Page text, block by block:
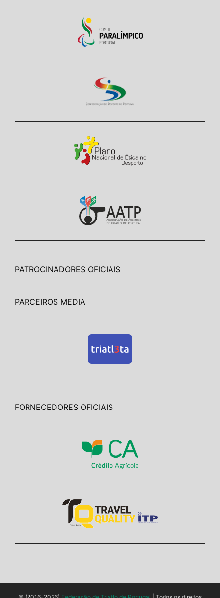
PATROCINADORES OFICIAIS
PARCEIROS MEDIA
FORNECEDORES OFICIAIS